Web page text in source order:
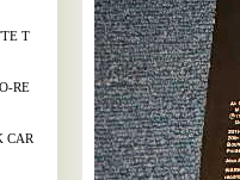
T
RE
CAR